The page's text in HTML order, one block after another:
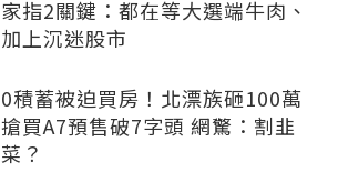
家指2關鍵：都在等大選端牛肉、
加上沉迷股市
0積蓄被迫買房！北漂族砸100萬
搶買A7預售破7字頭 網驚：割韭
菜？